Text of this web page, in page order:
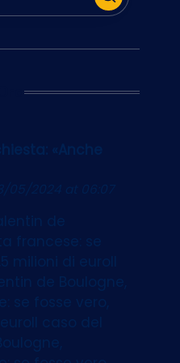
«Anche
05/2024 at 06:07
de
francese: se
milioni di euroIl
de Boulogne,
se fosse vero,
caso del